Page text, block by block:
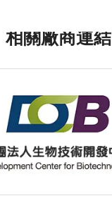
相關廠商連結